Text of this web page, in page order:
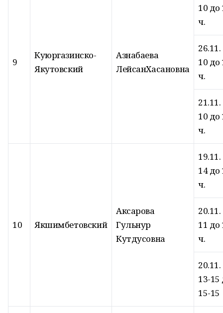
9
Куюргазинско-
Якутовский
Азнабаева
ЛейсанХасановна
10 до
ч.
26.11.
10 до
ч.
21.11.
10 до
ч.
10 Якшимбетовский
Аксарова
Гульнур
Кутдусовна
19.11.
14 до
ч.
20.11.
11 до
ч.
20.11.
13-15
15-15